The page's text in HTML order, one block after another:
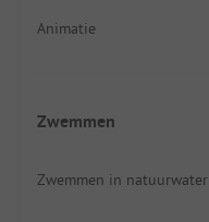
Animatie
Zwemmen
Zwemmen in natuurwater